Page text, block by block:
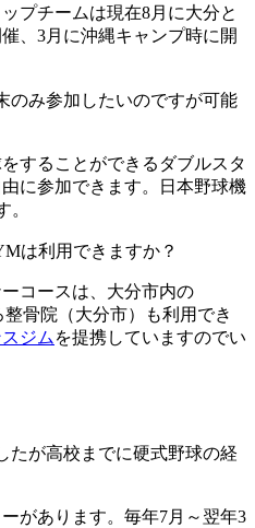
プチームは現在8月に大分と
、3月に沖縄キャンプ時に開
のみ参加したいのですが可能
することができるダブルスタ
に参加できます。日本野球機
。
は利用できますか？​​​​​
コースは、大分市内の
整骨院（大分市）も利用でき
ジム を提携していますのでい
たが高校までに硬式野球の経
があります。毎年7月～翌年3